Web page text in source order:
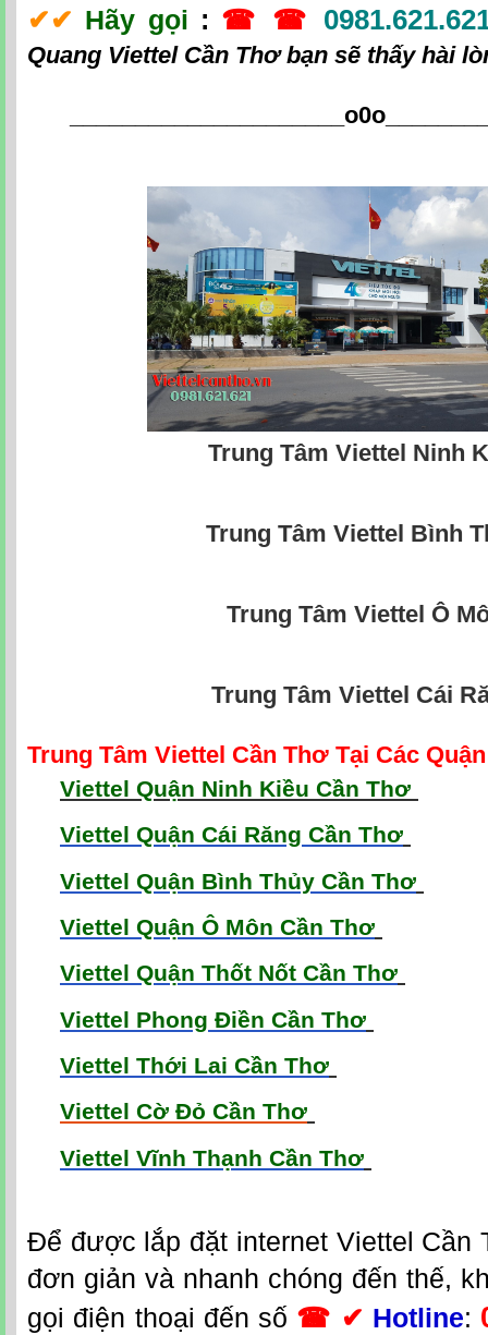
✔✔ Hãy gọi : ☎ ☎
Quang Viettel Cần Thơbạn sẽ thấy hài
_____________________o0o
Trung Tâm Viettel Ninh
Trung Tâm Viettel Bình
Trung Tâm Viettel Ô
Trung Tâm Viettel Cái
Trung Tâm Viettel Cần Thơ Tại Các
Viettel Quận Ninh Kiều Cần Thơ
Viettel Quận Cái Răng Cần Thơ
Viettel Quận Bình Thủy Cần Thơ
Viettel Quận Ô Môn Cần Thơ
Viettel Quận Thốt Nốt Cần Thơ
Viettel Phong Điền Cần Thơ
Viettel Thới Lai Cần Thơ
Viettel Cờ Đỏ Cần Thơ
Viettel Vĩnh Thạnh Cần Thơ
Để được lắp đặt internet Viettel Cần
đơn giản và nhanh chóng đến thế,
gọi điện thoại đến số ☎ ✔ Hotline: